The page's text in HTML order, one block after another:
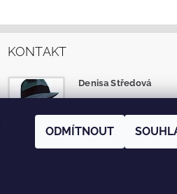
KONTAKT
Denisa Středová
ODMÍTNOUT